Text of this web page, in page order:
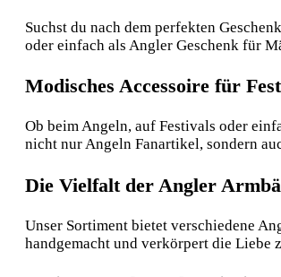
Suchst du nach dem perfekten
oder einfach als Angler Geschenk für
Modisches Accessoire für
Ob beim Angeln, auf Festivals oder
nicht nur Angeln Fanartikel, sondern
Die Vielfalt der Angler
Unser Sortiment bietet verschiedene
handgemacht und verkörpert die Liebe